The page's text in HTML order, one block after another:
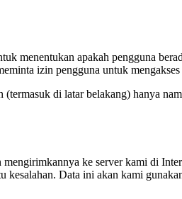
menentukan apakah pengguna
izin pengguna untuk
di latar belakang) hanya
ke server kami di
Data ini akan kami